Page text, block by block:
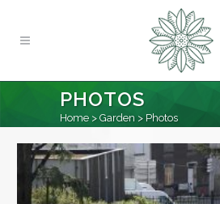
PHOTOS
Home > Garden > Photos